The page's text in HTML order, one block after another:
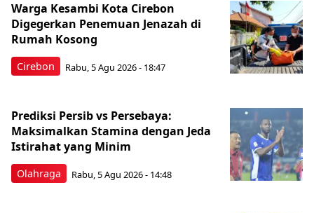
Cirebon
Warga Kesambi Kota Cirebon
Digegerkan Penemuan Jenazah di
Rumah Kosong
Rabu, 5 Agu 2026 - 18:47
Olahraga
Prediksi Persib vs Persebaya:
Maksimalkan Stamina dengan Jeda
Istirahat yang Minim
Rabu, 5 Agu 2026 - 14:48